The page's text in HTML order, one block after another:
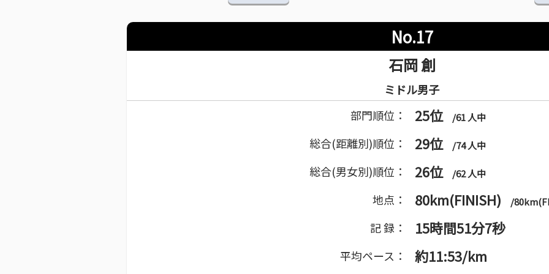
No.17
石岡 創
ミドル男子
部門順位：
25位 /61 人中
総合(距離別)順位： 29位 /74 人中
総合(男女別)順位： 26位 /62 人中
地点： 80km(FINISH) /
記 録： 15時間51分7秒
平均ペース： 約11:53/km